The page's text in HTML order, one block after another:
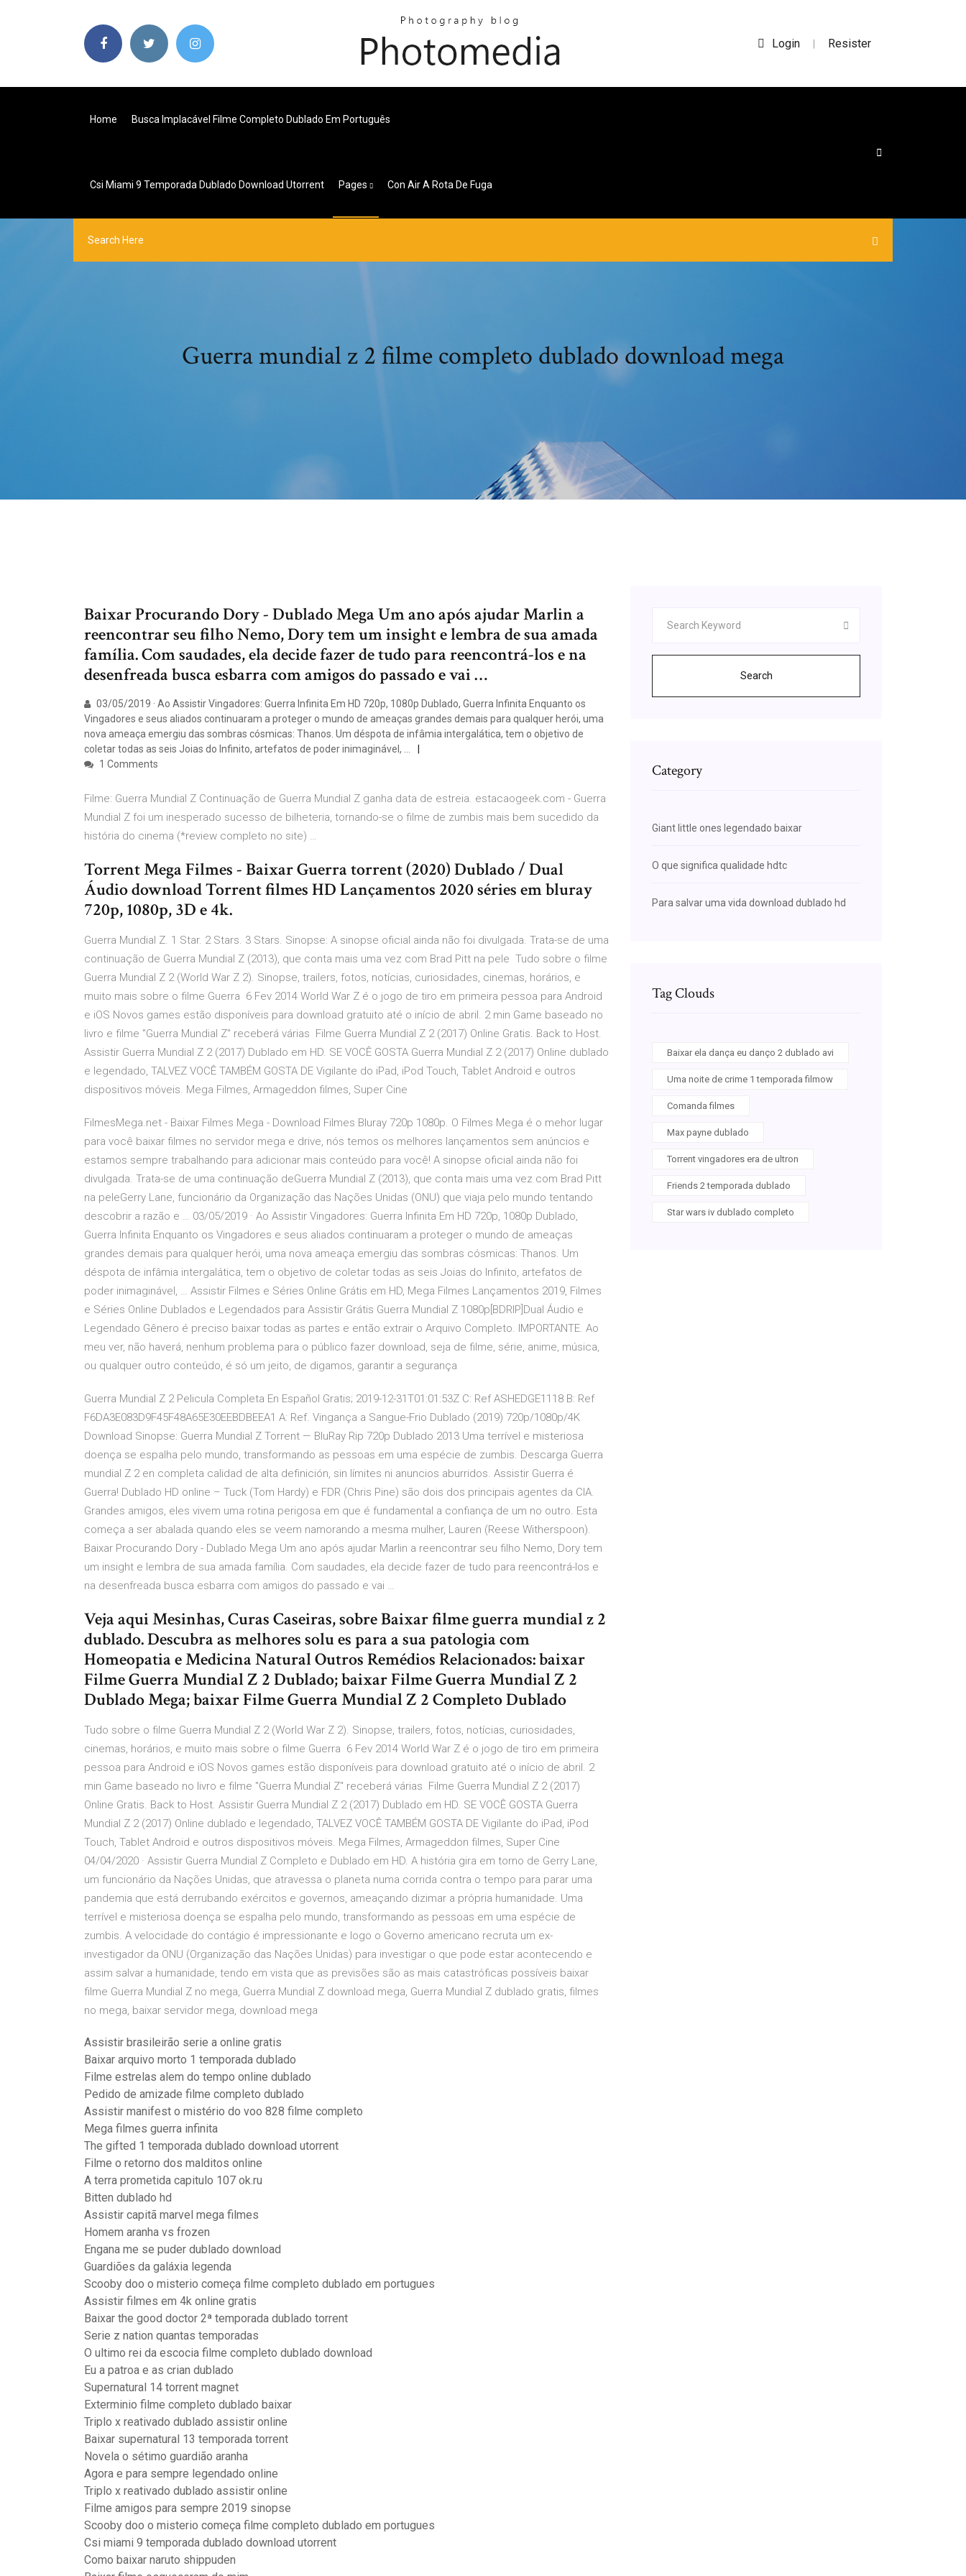
Login | Resister
Home Busca Implacável Filme Completo Dublado Em Português
Csi Miami 9 Temporada Dublado Download Utorrent Pages Con Air A Rota De Fuga
Guerra mundial z 2 filme completo dublado download mega
Baixar Procurando Dory - Dublado Mega Um ano após ajudar Marlin a
reencontrar seu filho Nemo, Dory tem um insight e lembra de sua amada
família. Com saudades, ela decide fazer de tudo para reencontrá-los e na
desenfreada busca esbarra com amigos do passado e vai …
03/05/2019 · Ao Assistir Vingadores: Guerra Infinita Em HD 720p, 1080p Dublado, Guerra Infinita Enquanto os
Vingadores e seus aliados continuaram a proteger o mundo de ameaças grandes demais para qualquer herói, uma
nova ameaça emergiu das sombras cósmicas: Thanos. Um déspota de infâmia intergalática, tem o objetivo de
coletar todas as seis Joias do Infinito, artefatos de poder inimaginável, …
1 Comments
Filme: Guerra Mundial Z Continuação de Guerra Mundial Z ganha data de estreia. estacaogeek.com - Guerra
Mundial Z foi um inesperado sucesso de bilheteria, tornando-se o filme de zumbis mais bem sucedido da
história do cinema (*review completo no site) …
Torrent Mega Filmes - Baixar Guerra torrent (2020) Dublado / Dual
Áudio download Torrent filmes HD Lançamentos 2020 séries em bluray
720p, 1080p, 3D e 4k.
Guerra Mundial Z. 1 Star. 2 Stars. 3 Stars. Sinopse: A sinopse oficial ainda não foi divulgada. Trata-se de uma
continuação de Guerra Mundial Z (2013), que conta mais uma vez com Brad Pitt na pele Tudo sobre o filme
Guerra Mundial Z 2 (World War Z 2). Sinopse, trailers, fotos, notícias, curiosidades, cinemas, horários, e
muito mais sobre o filme Guerra 6 Fev 2014 World War Z é o jogo de tiro em primeira pessoa para Android
e iOS Novos games estão disponíveis para download gratuito até o início de abril. 2 min Game baseado no
livro e filme "Guerra Mundial Z" receberá várias Filme Guerra Mundial Z 2 (2017) Online Gratis. Back to Host.
Assistir Guerra Mundial Z 2 (2017) Dublado em HD. SE VOCÊ GOSTA Guerra Mundial Z 2 (2017) Online dublado
e legendado, TALVEZ VOCÊ TAMBÉM GOSTA DE Vigilante do iPad, iPod Touch, Tablet Android e outros
dispositivos móveis. Mega Filmes, Armageddon filmes, Super Cine
FilmesMega.net - Baixar Filmes Mega - Download Filmes Bluray 720p 1080p. O Filmes Mega é o mehor lugar
para você baixar filmes no servidor mega e drive, nós temos os melhores lançamentos sem anúncios e
estamos sempre trabalhando para adicionar mais conteúdo para você! A sinopse oficial ainda não foi
divulgada. Trata-se de uma continuação deGuerra Mundial Z (2013), que conta mais uma vez com Brad Pitt
na peleGerry Lane, funcionário da Organização das Nações Unidas (ONU) que viaja pelo mundo tentando
descobrir a razão e … 03/05/2019 · Ao Assistir Vingadores: Guerra Infinita Em HD 720p, 1080p Dublado,
Guerra Infinita Enquanto os Vingadores e seus aliados continuaram a proteger o mundo de ameaças
grandes demais para qualquer herói, uma nova ameaça emergiu das sombras cósmicas: Thanos. Um
déspota de infâmia intergalática, tem o objetivo de coletar todas as seis Joias do Infinito, artefatos de
poder inimaginável, … Assistir Filmes e Séries Online Grátis em HD, Mega Filmes Lançamentos 2019, Filmes
e Séries Online Dublados e Legendados para Assistir Grátis Guerra Mundial Z 1080p[BDRIP]Dual Áudio e
Legendado Gênero é preciso baixar todas as partes e então extrair o Arquivo Completo. IMPORTANTE. Ao
meu ver, não haverá, nenhum problema para o público fazer download, seja de filme, série, anime, música,
ou qualquer outro conteúdo, é só um jeito, de digamos, garantir a segurança
Guerra Mundial Z 2 Pelicula Completa En Español Gratis; 2019-12-31T01:01:53Z C: Ref ASHEDGE1118 B: Ref
F6DA3E083D9F45F48A65E30EEBDBEEA1 A: Ref. Vingança a Sangue-Frio Dublado (2019) 720p/1080p/4K
Download Sinopse: Guerra Mundial Z Torrent — BluRay Rip 720p Dublado 2013 Uma terrível e misteriosa
doença se espalha pelo mundo, transformando as pessoas em uma espécie de zumbis. Descarga Guerra
mundial Z 2 en completa calidad de alta definición, sin límites ni anuncios aburridos. Assistir Guerra é
Guerra! Dublado HD online – Tuck (Tom Hardy) e FDR (Chris Pine) são dois dos principais agentes da CIA.
Grandes amigos, eles vivem uma rotina perigosa em que é fundamental a confiança de um no outro. Esta
começa a ser abalada quando eles se veem namorando a mesma mulher, Lauren (Reese Witherspoon).
Baixar Procurando Dory - Dublado Mega Um ano após ajudar Marlin a reencontrar seu filho Nemo, Dory tem
um insight e lembra de sua amada família. Com saudades, ela decide fazer de tudo para reencontrá-los e
na desenfreada busca esbarra com amigos do passado e vai …
Veja aqui Mesinhas, Curas Caseiras, sobre Baixar filme guerra mundial z 2
dublado. Descubra as melhores solu es para a sua patologia com
Homeopatia e Medicina Natural Outros Remédios Relacionados: baixar
Filme Guerra Mundial Z 2 Dublado; baixar Filme Guerra Mundial Z 2
Dublado Mega; baixar Filme Guerra Mundial Z 2 Completo Dublado
Tudo sobre o filme Guerra Mundial Z 2 (World War Z 2). Sinopse, trailers, fotos, notícias, curiosidades,
cinemas, horários, e muito mais sobre o filme Guerra 6 Fev 2014 World War Z é o jogo de tiro em primeira
pessoa para Android e iOS Novos games estão disponíveis para download gratuito até o início de abril. 2
min Game baseado no livro e filme "Guerra Mundial Z" receberá várias Filme Guerra Mundial Z 2 (2017)
Online Gratis. Back to Host. Assistir Guerra Mundial Z 2 (2017) Dublado em HD. SE VOCÊ GOSTA Guerra
Mundial Z 2 (2017) Online dublado e legendado, TALVEZ VOCÊ TAMBÉM GOSTA DE Vigilante do iPad, iPod
Touch, Tablet Android e outros dispositivos móveis. Mega Filmes, Armageddon filmes, Super Cine
04/04/2020 · Assistir Guerra Mundial Z Completo e Dublado em HD. A história gira em torno de Gerry Lane,
um funcionário da Nações Unidas, que atravessa o planeta numa corrida contra o tempo para parar uma
pandemia que está derrubando exércitos e governos, ameaçando dizimar a própria humanidade. Uma
terrível e misteriosa doença se espalha pelo mundo, transformando as pessoas em uma espécie de
zumbis. A velocidade do contágio é impressionante e logo o Governo americano recruta um ex-
investigador da ONU (Organização das Nações Unidas) para investigar o que pode estar acontecendo e
assim salvar a humanidade, tendo em vista que as previsões são as mais catastróficas possíveis baixar
filme Guerra Mundial Z no mega, Guerra Mundial Z download mega, Guerra Mundial Z dublado gratis, filmes
no mega, baixar servidor mega, download mega
Assistir brasileirão serie a online gratis
Baixar arquivo morto 1 temporada dublado
Filme estrelas alem do tempo online dublado
Pedido de amizade filme completo dublado
Assistir manifest o mistério do voo 828 filme completo
Mega filmes guerra infinita
The gifted 1 temporada dublado download utorrent
Filme o retorno dos malditos online
A terra prometida capitulo 107 ok.ru
Bitten dublado hd
Assistir capitã marvel mega filmes
Homem aranha vs frozen
Engana me se puder dublado download
Guardiões da galáxia legenda
Scooby doo o misterio começa filme completo dublado em portugues
Assistir filmes em 4k online gratis
Baixar the good doctor 2ª temporada dublado torrent
Serie z nation quantas temporadas
O ultimo rei da escocia filme completo dublado download
Eu a patroa e as crian dublado
Supernatural 14 torrent magnet
Exterminio filme completo dublado baixar
Triplo x reativado dublado assistir online
Baixar supernatural 13 temporada torrent
Novela o sétimo guardião aranha
Agora e para sempre legendado online
Triplo x reativado dublado assistir online
Filme amigos para sempre 2019 sinopse
Scooby doo o misterio começa filme completo dublado em portugues
Csi miami 9 temporada dublado download utorrent
Como baixar naruto shippuden
Search
Category
Giant little ones legendado baixar
O que significa qualidade hdtc
Para salvar uma vida download dublado hd
Tag Clouds
Baixar ela dança eu danço 2 dublado avi
Uma noite de crime 1 temporada filmow
Comanda filmes
Max payne dublado
Torrent vingadores era de ultron
Friends 2 temporada dublado
Star wars iv dublado completo